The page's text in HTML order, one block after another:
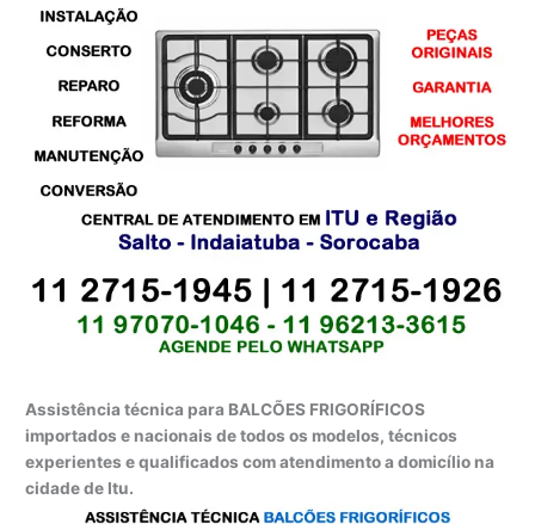
Assistência técnica para BALCÕES FRIGORÍFICOS
importados e nacionais de todos os modelos, técnicos
experientes e qualificados com atendimento a domicílio na
cidade de Itu.